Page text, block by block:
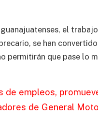
el
se han
permitirán que pase lo
de empleos,
de General